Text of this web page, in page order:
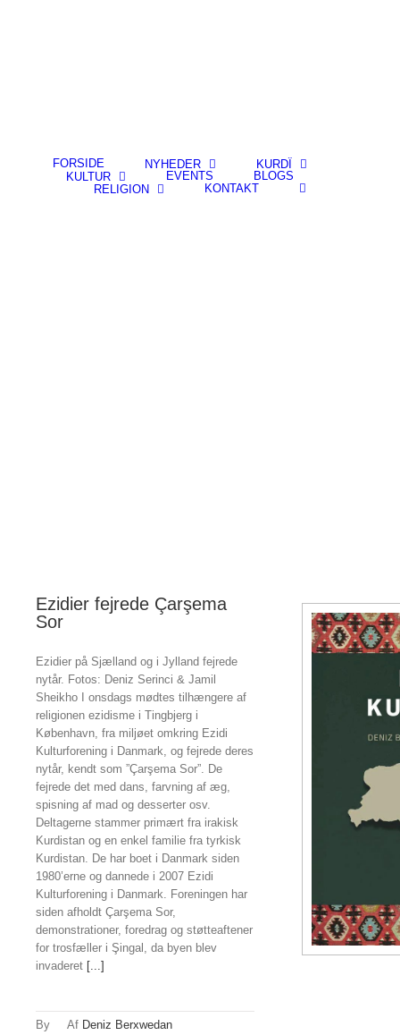
FORSIDE NYHEDER
KURDÎ
KULTUR
EVENTS
BLOGS
RELIGION
KONTAKT
Ezidier fejrede Çarşema
Sor
Ezidier på Sjælland og i Jylland fejrede
nytår. Fotos: Deniz Serinci & Jamil
Sheikho I onsdags mødtes tilhængere af
religionen ezidisme i Tingbjerg i
København, fra miljøet omkring Ezidi
Kulturforening i Danmark, og fejrede deres
nytår, kendt som ”Çarşema Sor”. De
fejrede det med dans, farvning af æg,
spisning af mad og desserter osv.
Deltagerne stammer primært fra irakisk
Kurdistan og en enkel familie fra tyrkisk
Kurdistan. De har boet i Danmark siden
1980’erne og dannede i 2007 Ezidi
Kulturforening i Danmark. Foreningen har
siden afholdt Çarşema Sor,
demonstrationer, foredrag og støtteaftener
for trosfæller i Şingal, da byen blev
invaderet [...]
By
Deniz Berxwedan